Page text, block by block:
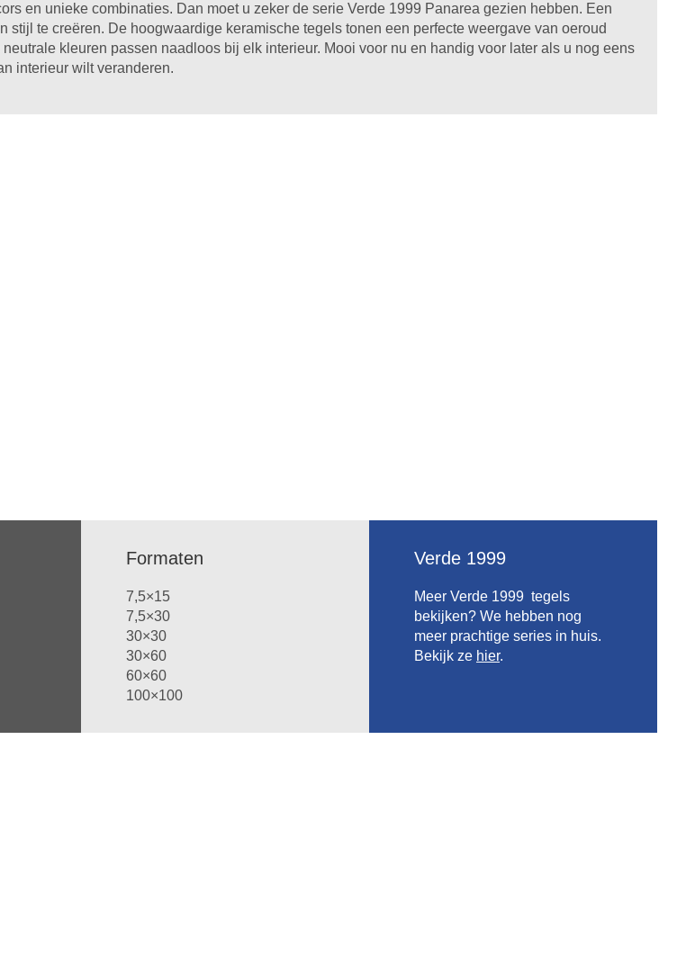
en unieke combinaties. Dan moet u zeker de serie Verde 1999 Panarea gezien hebben. Een
te creëren. De hoogwaardige keramische tegels tonen een perfecte weergave van oeroud
kleuren passen naadloos bij elk interieur. Mooi voor nu en handig voor later als u nog eens
interieur wilt veranderen.
Formaten
7,5×15
7,5×30
30×30
30×60
60×60
100×100
Verde 1999
Meer Verde 1999 tegels
bekijken? We hebben nog
meer prachtige series in huis.
Bekijk ze hier.